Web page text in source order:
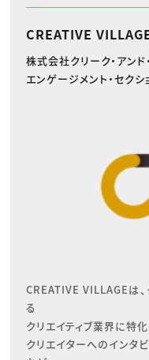
CREATIVE
株式会社クリーク・アンド
エンゲージメント・セクシ
CREATIVE VILLAGEは
る
クリエイティブ業界に特
クリエイターへのインタ